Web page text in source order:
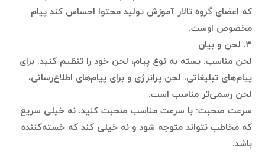
که اعضای گروه تالار آموزش تولید محتوا احساس کند پیام
مخصوص اوست.
۳. لحن و بیان
لحن مناسب: بسته به نوع پیام، لحن خود را تنظیم کنید. برای
پیام‌های تبلیغاتی، لحن پرانرژی و برای پیام‌های اطلاع‌رسانی،
لحن رسمی‌تر مناسب است.
سرعت صحبت: با سرعت مناسب صحبت کنید. نه خیلی سریع
که مخاطب نتواند متوجه شود و نه خیلی کند که خسته‌کننده
باشد.